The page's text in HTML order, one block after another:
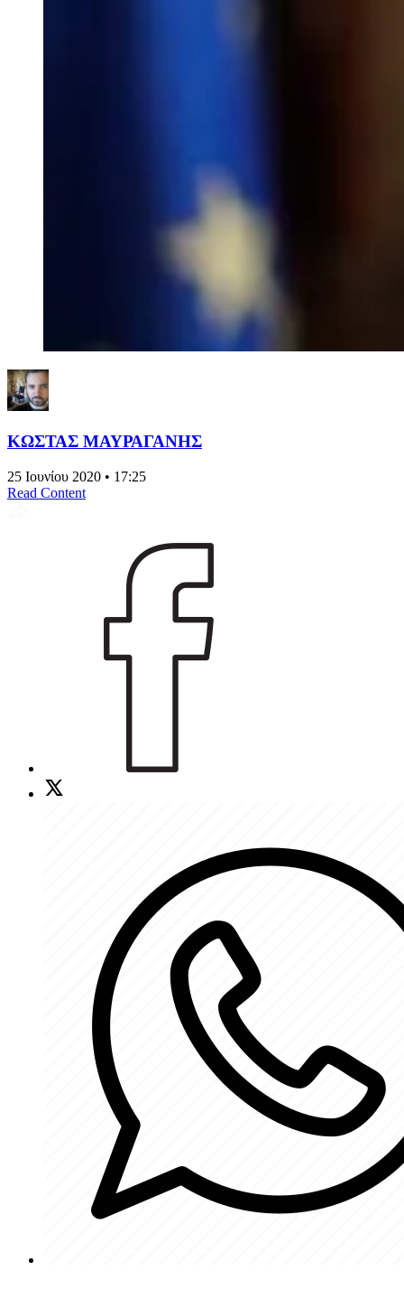
ΚΩΣΤΑΣ ΜΑΥΡΑΓΑΝΗΣ
25 Ιουνίου 2020 • 17:25
Read Content